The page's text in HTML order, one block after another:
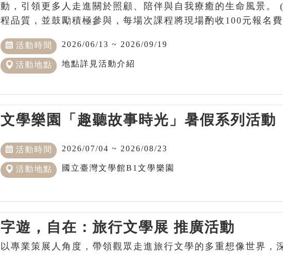
動，引領更多人走進關於照顧、陪伴與自我療癒的生命風景。
程品質，並鼓勵積極參與，每場次課程將現場酌收100元報名
活動時間 2026/06/13 ~ 2026/09/19
活動地點 地點詳見活動介紹
文學樂園「趣聽故事時光」暑假系列活動
活動時間 2026/07/04 ~ 2026/08/23
活動地點 國立臺灣文學館B1文學樂園
字遊，自在：旅行文學展 推廣活動
以專業策展人角度，帶領觀眾走進旅行文學的多重想像世界，